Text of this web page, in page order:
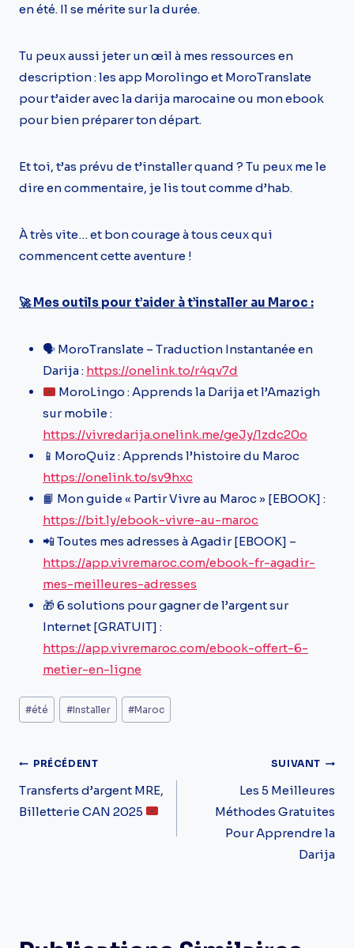
en été. Il se mérite sur la durée.
Tu peux aussi jeter un œil à mes ressources en
description : les app Morolingo et MoroTranslate
pour t’aider avec la darija marocaine ou mon ebook
pour bien préparer ton départ.
Et toi, t’as prévu de t’installer quand ? Tu peux me le
dire en commentaire, je lis tout comme d’hab.
À très vite… et bon courage à tous ceux qui
commencent cette aventure !
🚀 Mes outils pour t’aider à t’installer au Maroc :
🗣️ MoroTranslate – Traduction Instantanée en
Darija : https://onelink.to/r4qv7d
MoroLingo : Apprends la Darija et l’Amazigh
sur mobile :
https://vivredarija.onelink.me/geJy/1zdc20o
📱MoroQuiz : Apprends l’histoire du Maroc
https://onelink.to/sv9hxc
📙 Mon guide « Partir Vivre au Maroc » [EBOOK] :
https://bit.ly/ebook-vivre-au-maroc
📲 Toutes mes adresses à Agadir [EBOOK] –
https://app.vivremaroc.com/ebook-fr-agadir-
mes-meilleures-adresses
🎁 6 solutions pour gagner de l’argent sur
Internet [GRATUIT] :
https://app.vivremaroc.com/ebook-offert-6-
metier-en-ligne
Étiquettes
de
publication :
#été #Installer #Maroc
Navigation
De
PRÉCÉDENT
Transferts d’argent MRE,
Billetterie CAN 2025
SUIVANT
Les 5 Meilleures
Méthodes Gratuites
Pour Apprendre la
Darija